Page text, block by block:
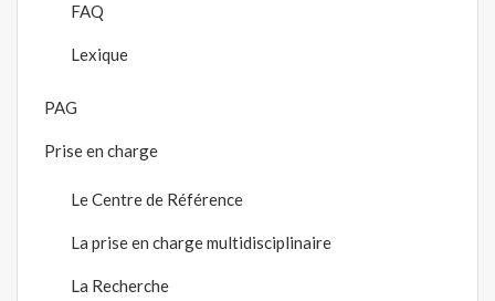
FAQ
Lexique
PAG
Prise en charge
Le Centre de Référence
La prise en charge multidisciplinaire
La Recherche